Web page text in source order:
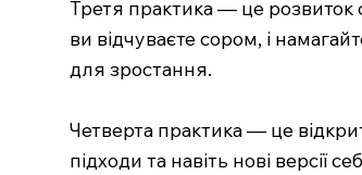
Третя практика — це розвиток
ви відчуваєте сором, і
для зростання.
Четверта практика — це
підходи та навіть нові версії